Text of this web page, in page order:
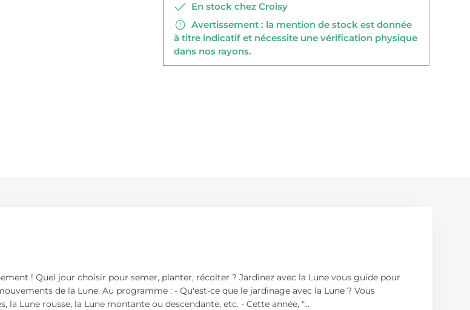
En stock chez Croisy
Avertissement : la mention de stock est donnée
à titre indicatif et nécessite une vérification physique
dans nos rayons.
! Quel jour choisir pour semer, planter, récolter ? Jardinez avec la Lune vous guide pour
de la Lune. Au programme : - Qu'est-ce que le jardinage avec la Lune ? Vous
la Lune rousse, la Lune montante ou descendante, etc. - Cette année, "...